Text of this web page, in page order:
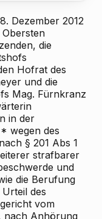
Dezember 2012
die
Hofrat des
und die
Mag. Fürnkranz
in der
wegen des
§ 201 Abs 1
strafbarer
und
die Berufung
des
vom
nach Anhörung